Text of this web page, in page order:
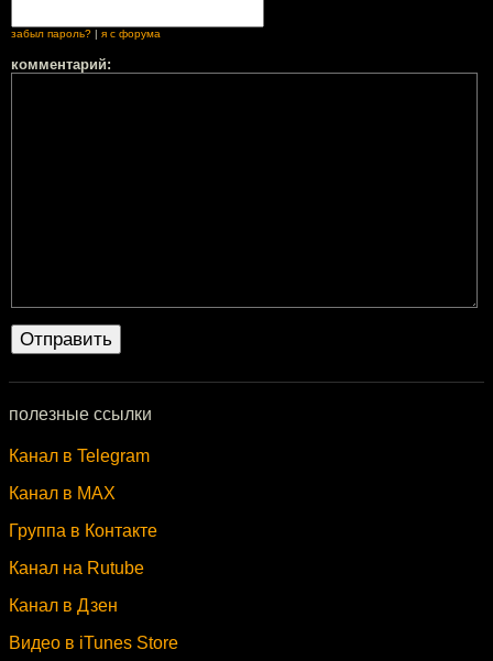
забыл пароль? я с форума
комментарий:
полезные ссылки
Канал в Telegram
Канал в MAX
Группа в Контакте
Канал на Rutube
Канал в Дзен
Видео в iTunes Store